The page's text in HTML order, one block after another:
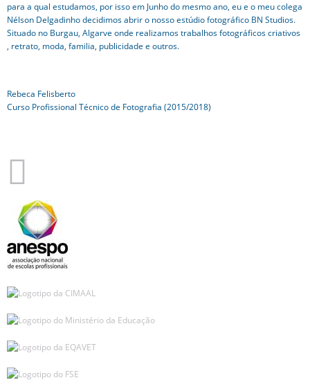
para a qual estudamos, por isso em Junho do mesmo ano, eu e o meu colega
Nélson Delgadinho decidimos abrir o nosso estúdio fotográfico BN Studios.
Situado no Burgau, Algarve onde realizamos trabalhos fotográficos criativos
, retrato, moda, familia, publicidade e outros.
Rebeca Felisberto
Curso Profissional Técnico de Fotografia (2015/2018)